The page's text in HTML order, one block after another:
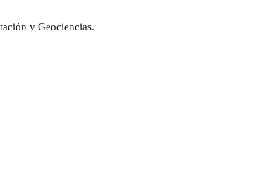
y Geociencias.